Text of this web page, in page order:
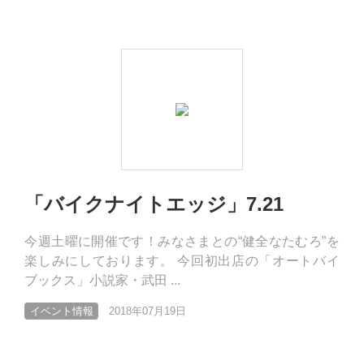
「バイクナイトエッジ」7.21
今週土曜に開催です！みなさまとの“健全なたむろ”を
楽しみにしております。 今回初出店の「オートバイ
ブックス」小説家・武田 ...
イベント情報 2018年07月19日